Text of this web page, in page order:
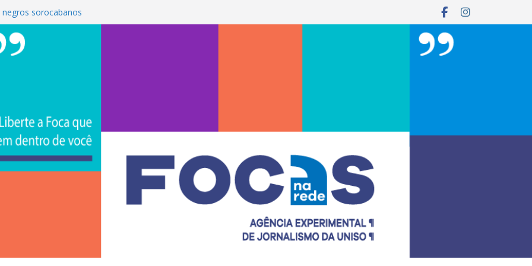
sorocabanos
a terceira artista do #ConviteMPB do
Brasil 2026 promove integração, ciência e
Uniso